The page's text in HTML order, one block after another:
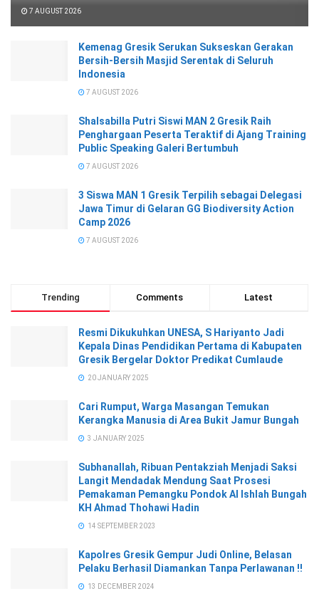
7 AUGUST 2026
Kemenag Gresik Serukan Sukseskan Gerakan
Bersih-Bersih Masjid Serentak di Seluruh
Indonesia
7 AUGUST 2026
Shalsabilla Putri Siswi MAN 2 Gresik Raih
Penghargaan Peserta Teraktif di Ajang Training
Public Speaking Galeri Bertumbuh
7 AUGUST 2026
3 Siswa MAN 1 Gresik Terpilih sebagai Delegasi
Jawa Timur di Gelaran GG Biodiversity Action
Camp 2026
7 AUGUST 2026
Trending Comments Latest
Resmi Dikukuhkan UNESA, S Hariyanto Jadi
Kepala Dinas Pendidikan Pertama di Kabupaten
Gresik Bergelar Doktor Predikat Cumlaude
20 JANUARY 2025
Cari Rumput, Warga Masangan Temukan
Kerangka Manusia di Area Bukit Jamur Bungah
3 JANUARY 2025
Subhanallah, Ribuan Pentakziah Menjadi Saksi
Langit Mendadak Mendung Saat Prosesi
Pemakaman Pemangku Pondok Al Ishlah Bungah
KH Ahmad Thohawi Hadin
14 SEPTEMBER 2023
Kapolres Gresik Gempur Judi Online, Belasan
Pelaku Berhasil Diamankan Tanpa Perlawanan !!
13 DECEMBER 2024